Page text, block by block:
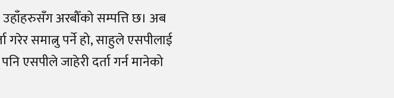
अरबौँको सम्पत्ति छ। अब
गरेर समात्नु पर्ने हो, साहुले एसपीलाई
एसपीले जाहेरी दर्ता गर्न मानेको